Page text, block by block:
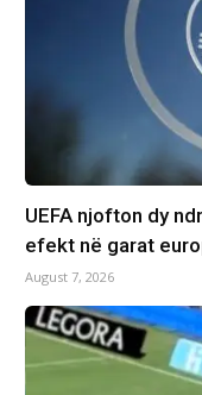
UEFA njofton dy
efekt në garat
August 7, 2026